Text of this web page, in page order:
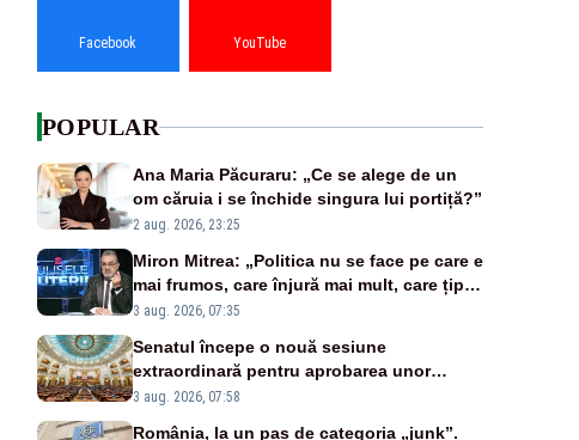
Facebook YouTube
POPULAR
Ana Maria Păcuraru: „Ce se alege de un
om căruia i se închide singura lui portiță?”
2 aug. 2026, 23:25
Miron Mitrea: „Politica nu se face pe care e
mai frumos, care înjură mai mult, care țipă
mai tare, ci pe proiecte”
3 aug. 2026, 07:35
Senatul începe o nouă sesiune
extraordinară pentru aprobarea unor
jaloane din PNRR
3 aug. 2026, 07:58
România, la un pas de categoria „junk”.